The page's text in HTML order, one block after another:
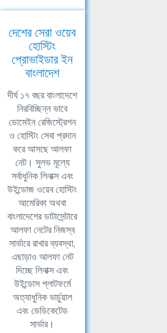
দেশের সেরা ওয়েব
হোস্টিং
প্রোভাইডার ইন
বাংলাদেশ
দীর্ঘ ১৭ বছর বাংলাদেশে
নিরবিচ্ছিন্ন ভাবে
ডোমেইন রেজিস্ট্রেশন
ও হোস্টিং সেবা প্রদান
করে আসছে আলফা
নেট। সুলভ মূল্যে
সর্বাধুনিক লিনাক্স এবং
উইন্ডোজ ওয়েব হোস্টিং
আমেরিকা অথবা
বাংলাদেশের ডাটাসেন্টারে
আলফা নেটের নিজস্ব
সার্ভারে রাখার ব্যবস্থা,
এছাড়াও আলফা নেট
দিচ্ছে লিনাক্স এবং
উইন্ডোস প্লাটফর্মে
অত্যাধুনিক ভার্চুয়াল
এবং ডেডিকেটেড
সার্ভার।